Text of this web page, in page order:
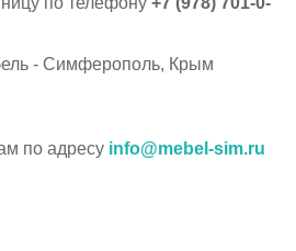
по адресу info@mebel-sim.ru